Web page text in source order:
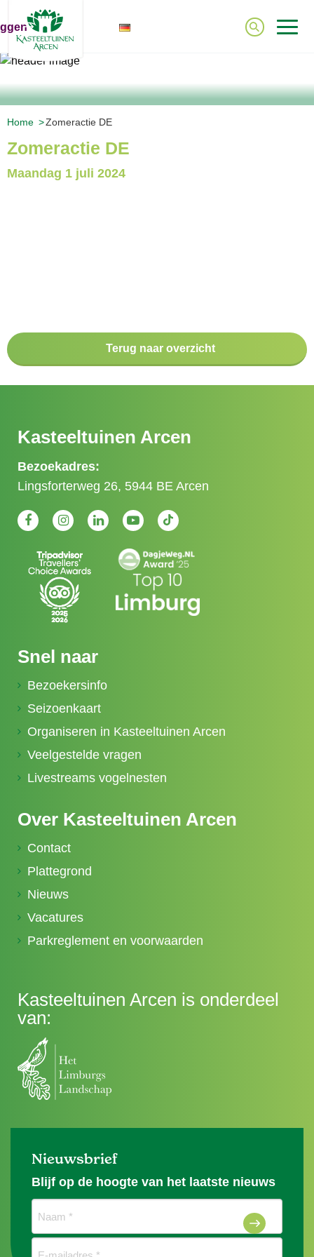
Home Zomeractie DE
Zomeractie DE
Maandag 1 juli 2024
Terug naar overzicht
Kasteeltuinen Arcen
Bezoekadres:
Lingsforterweg 26, 5944 BE Arcen
Snel naar
Bezoekersinfo
Seizoenkaart
Organiseren in Kasteeltuinen Arcen
Veelgestelde vragen
Livestreams vogelnesten
Over Kasteeltuinen Arcen
Contact
Plattegrond
Nieuws
Vacatures
Parkreglement en voorwaarden
Kasteeltuinen Arcen is onderdeel
van:
Nieuwsbrief
Blijf op de hoogte van het laatste nieuws